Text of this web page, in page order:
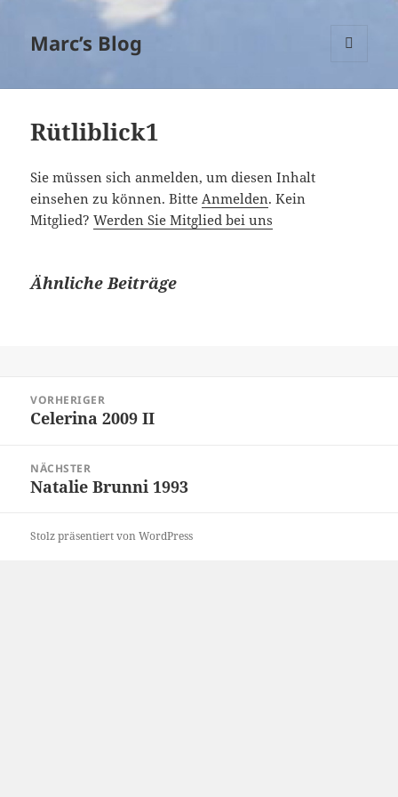
Marc’s Blog
Rütliblick1
Sie müssen sich anmelden, um diesen Inhalt
einsehen zu können. BitteAnmelden. Kein
Mitglied?Werden Sie Mitglied bei uns
Ähnliche Beiträge
VORHERIGER
Vorheriger
Celerina 2009 II
NÄCHSTER
Nächster
Natalie Brunni 1993
Stolz präsentiert von WordPress